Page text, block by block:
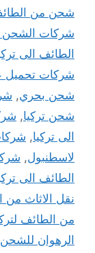
شحن من
شركات الشحن
الطائف الى
شركات
شحن بحري,
شحن تركيا,
الى تركيا,
لاسطنبول,
الطائف الى
نقل الاثاث من
من الطائف
الرهوان للشحن